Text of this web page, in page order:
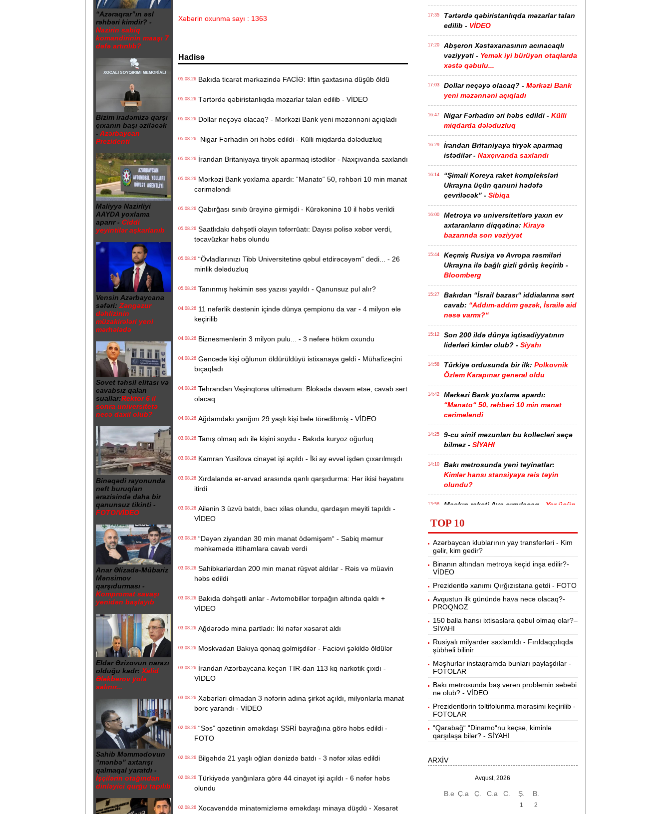
“Azəraqrar”ın əsl
rəhbəri kimdir? -
Nazirin sabiq
komandirinin maaşı 7
dəfə artırılıb?
Bizim iradəmizə qarşı
çıxanın başı əziləcək
- Azərbaycan
Prezidenti
Maliyyə Nazirliyi
AAYDA yoxlama
aparır - Ciddi
yeyintilər aşkarlanıb
Vensin Azərbaycana
səfəri: Zəngəzur
dəhlizinin
müzakirələri yeni
mərhələdə
Sovet təhsil elitası və
cavabsız qalan
suallar:Rektor 6 il
sonra universitetə
necə daxil olub?
Binəqədi rayonunda
neft buruqları
ərazisində daha bir
qanunsuz tikinti -
FOTO/VİDEO
Anar Əlizadə-Mübariz
Mənsimov
qarşıdurması -
Kompromat savaşı
yenidən başlayıb
Eldar Əzizovun narazı
olduğu kadr: Xalid
Ələkbərov yola
salınır...
Sahib Məmmədovun
“mənbə” axtarışı
qalmaqal yaratdı -
İşçilərin otağından
dinləyici qurğu tapılıb
Xəbərin oxunma sayı : 1363
Hadisə
05.08.26Bakıda ticarət mərkəzində FACİƏ: liftin şaxtasına düşüb öldü
05.08.26Tərtərdə qəbiristanlıqda məzarlar talan edilib - VİDEO
05.08.26Dollar neçəyə olacaq? - Mərkəzi Bank yeni məzənnəni açıqladı
05.08.26Nigar Fərhadın əri həbs edildi - Külli miqdarda dələduzluq
05.08.26İrandan Britaniyaya tiryək aparmaq istədilər - Naxçıvanda saxlandı
05.08.26Mərkəzi Bank yoxlama apardı: “Manato“ 50, rəhbəri 10 min manat
cərimələndi
05.08.26Qabırğası sınıb ürəyinə girmişdi - Kürəkəninə 10 il həbs verildi
05.08.26Saatlıdakı dəhşətli olayın təfərrüatı: Dayısı polisə xəbər verdi,
təcavüzkar həbs olundu
05.08.26“Övladlarınızı Tibb Universitetinə qəbul etdirəcəyəm“ dedi... - 26
minlik dələduzluq
05.08.26Tanınmış həkimin səs yazısı yayıldı - Qanunsuz pul alır?
04.08.2611 nəfərlik dəstənin içində dünya çempionu da var - 4 milyon ələ
keçirilib
04.08.26Biznesmenlərin 3 milyon pulu... - 3 nəfərə hökm oxundu
04.08.26Gəncədə kişi oğlunun öldürüldüyü istixanaya gəldi - Mühafizəçini
bıçaqladı
04.08.26Tehrandan Vaşinqtona ultimatum: Blokada davam etsə, cavab sərt
olacaq
04.08.26Ağdamdakı yanğını 29 yaşlı kişi belə törədibmiş - VİDEO
03.08.26Tanış olmaq adı ilə kişini soydu - Bakıda kuryoz oğurluq
03.08.26Kamran Yusifova cinayət işi açıldı - İki ay əvvəl işdən çıxarılmışdı
03.08.26Xırdalanda ər-arvad arasında qanlı qarşıdurma: Hər ikisi həyatını
itirdi
03.08.26Ailənin 3 üzvü batdı, bacı xilas olundu, qardaşın meyiti tapıldı -
VİDEO
03.08.26“Dəyən ziyandan 30 min manat ödəmişəm“ - Sabiq məmur
məhkəmədə ittihamlara cavab verdi
03.08.26Sahibkarlardan 200 min manat rüşvət aldılar - Rəis və müavin
həbs edildi
03.08.26Bakıda dəhşətli anlar - Avtomobillər torpağın altında qaldı +
VİDEO
03.08.26Ağdərədə mina partladı: İki nəfər xəsarət aldı
03.08.26Moskvadan Bakıya qonaq gəlmişdilər - Faciəvi şəkildə öldülər
03.08.26İrandan Azərbaycana keçən TIR-dan 113 kq narkotik çıxdı -
VİDEO
03.08.26Xəbərləri olmadan 3 nəfərin adına şirkət açıldı, milyonlarla manat
borc yarandı - VİDEO
02.08.26“Səs” qəzetinin əməkdaşı SSRİ bayrağına görə həbs edildi -
FOTO
02.08.26Bilgəhdə 21 yaşlı oğlan dənizdə batdı - 3 nəfər xilas edildi
02.08.26Türkiyədə yanğınlara görə 44 cinayət işi açıldı - 6 nəfər həbs
olundu
02.08.26Xocavənddə minatəmizləmə əməkdaşı minaya düşdü - Xəsarət
17:35
Tərtərdə qəbiristanlıqda məzarlar talan
edilib - VİDEO
17:20
Abşeron Xəstəxanasının acınacaqlı
vəziyyəti - Yemək iyi bürüyən otaqlarda
xəstə qəbulu...
17:03 Dollar neçəyə olacaq? - Mərkəzi Bank
yeni məzənnəni açıqladı
16:47 Nigar Fərhadın əri həbs edildi - Külli
miqdarda dələduzluq
16:29
İrandan Britaniyaya tiryək aparmaq
istədilər - Naxçıvanda saxlandı
16:14
“Şimali Koreya raket kompleksləri
Ukrayna üçün qanuni hədəfə
çevriləcək” - Sibiqa
16:00
Metroya və universitetlərə yaxın ev
axtaranların diqqətinə: Kirayə
bazarında son vəziyyət
15:44
Keçmiş Rusiya və Avropa rəsmiləri
Ukrayna ilə bağlı gizli görüş keçirib -
Bloomberg
15:27
Bakıdan “İsrail bazası“ iddialarına sərt
cavab: “Addım-addım gəzək, İsrailə aid
nəsə varmı?“
15:12
Son 200 ildə dünya iqtisadiyyatının
liderləri kimlər olub? - Siyahı
14:58 Türkiyə ordusunda bir ilk: Polkovnik
Özlem Karapınar general oldu
14:42
Mərkəzi Bank yoxlama apardı:
“Manato“ 50, rəhbəri 10 min manat
cərimələndi
14:25
9-cu sinif məzunları bu kollecləri seçə
bilməz - SİYAHI
14:10
Bakı metrosunda yeni təyinatlar:
Kimlər hansı stansiyaya rəis təyin
olundu?
13:56 Maskın raketi Aya çırpılacaq -
Yer üçün
13:40
Azərbaycanda donuzlarla bağlı
monitorinqlər keçiriləcək -AQTA
13:23
Qabırğası sınıb ürəyinə girmişdi -
Kürəkəninə 10 il həbs verildi
Xocavəndə növbəti köç karvanı yola
salındı - FOTOLAR
12:54
Ali Məhkəmənin hakimi təqaüdə
göndərildi -FOTO
12:38
Bakıda qısamüddətli yağış yağacaq,
külək əsəcək -PROQNOZ
12:21
Hörmüz boğazı yaxın vaxtlarda
yenidən açılacaq -
12:06
“Məni narahat edən rəqib yox,
özümüzük“ -
Qurban Qurbanov
11:52
Boşandıqdan sonra əmlak bölgüsü -
Yeni hərbi obyektlər istifadəyə verilib -
Nəsimidə tikinti qalmaqalı: “7 ildir bizə
TOP 10
Azərbaycan klublarının yay transferləri - Kim
gəlir, kim gedir?
Binanın altından metroya keçid inşa edilir?-
VİDEO
Prezidentlə xanımı Qırğızıstana getdi - FOTO
Avqustun ilk günündə hava necə olacaq?-
PROQNOZ
150 balla hansı ixtisaslara qəbul olmaq olar?–
SİYAHI
Rusiyalı milyarder saxlanıldı - Fırıldaqçılıqda
şübhəli bilinir
Məşhurlar instaqramda bunları paylaşdılar -
FOTOLAR
Bakı metrosunda baş verən problemin səbəbi
nə olub? - VİDEO
Prezidentlərin təltifolunma mərasimi keçirilib -
FOTOLAR
“Qarabağ“ “Dinamo“nu keçsə, kiminlə
qarşılaşa bilər? - SİYAHI
ARXİV
Avqust, 2026
B.e Ç.a Ç. C.a C. Ş. B.
1 2